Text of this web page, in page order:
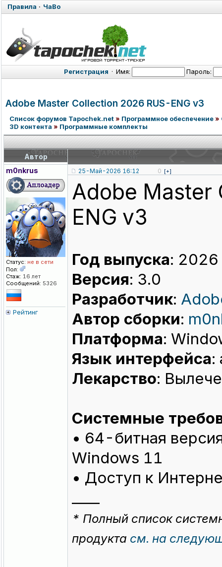
Правила · ЧаВо
Регистрация · Имя: Пароль:
Adobe Master Collection 2026 RUS-ENG v3
Список форумов Tapochek.net» Программное обеспечение»
3D контента » Программные комплекты
Автор
m0nkrus
Статус: не в сети
Пол:
Стаж: 16 лет
Сообщений: 5326
Рейтинг
25-Май-2026 16:12 0 [+]
Adobe
ENG v3
Год выпуска: 2026
Версия: 3.0
Разработчик:
Автор сборки:
Платформа:
Язык интерфейса:
Лекарство:
Системные
• 64-битная
Windows 11
• Доступ к
____
* Полный список
продукта см. на